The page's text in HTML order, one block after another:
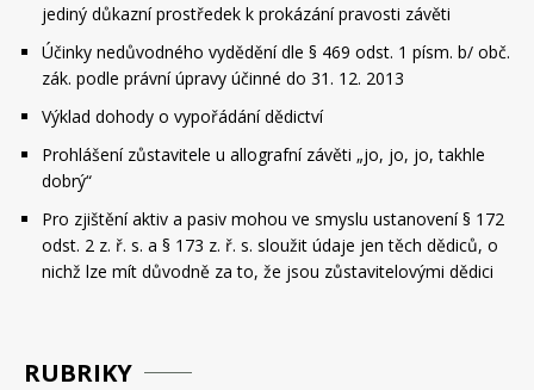
jediný důkazní prostředek k prokázání pravosti závěti
Účinky nedůvodného vydědění dle § 469 odst. 1 písm. b/ obč.
zák. podle právní úpravy účinné do 31. 12. 2013
Výklad dohody o vypořádání dědictví
Prohlášení zůstavitele u allografní závěti „jo, jo, jo, takhle
dobrý“
Pro zjištění aktiv a pasiv mohou ve smyslu ustanovení § 172
odst. 2 z. ř. s. a § 173 z. ř. s. sloužit údaje jen těch dědiců, o
nichž lze mít důvodně za to, že jsou zůstavitelovými dědici
RUBRIKY